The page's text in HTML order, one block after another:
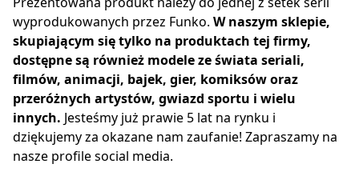
wyprodukowanych przez Funko. W naszym sklepie,
skupiającym się tylko na produktach tej firmy,
dostępne są również modele ze świata seriali,
filmów, animacji, bajek, gier, komiksów oraz
przeróżnych artystów, gwiazd sportu i wielu
innych. Jesteśmy już prawie 5 lat na rynku i
dziękujemy za okazane nam zaufanie! Zapraszamy na
nasze profile social media.